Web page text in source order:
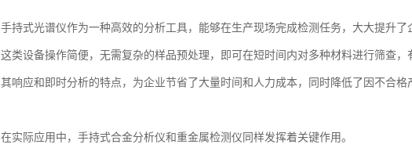
手持式光谱仪作为一种高效的分析工具，能够在生产现场完成检测任务，大大提升了
这类设备操作简便，无需复杂的样品预处理，即可在短时间内对多种材料进行筛查
其响应和即时分析的特点，为企业节省了大量时间和人力成本，同时降低了因不合格
在实际应用中，手持式合金分析仪和重金属检测仪同样发挥着关键作用。